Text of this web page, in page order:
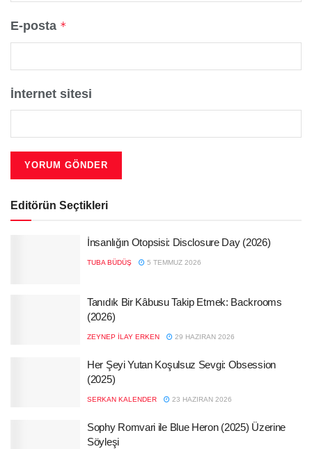
E-posta *
İnternet sitesi
Editörün Seçtikleri
İnsanlığın Otopsisi: Disclosure Day (2026)
TUBA BÜDÜŞ 5 TEMMUZ 2026
Tanıdık Bir Kâbusu Takip Etmek: Backrooms
(2026)
ZEYNEP İLAY ERKEN 29 HAZIRAN 2026
Her Şeyi Yutan Koşulsuz Sevgi: Obsession
(2025)
SERKAN KALENDER 23 HAZIRAN 2026
Sophy Romvari ile Blue Heron (2025) Üzerine
Söyleşi